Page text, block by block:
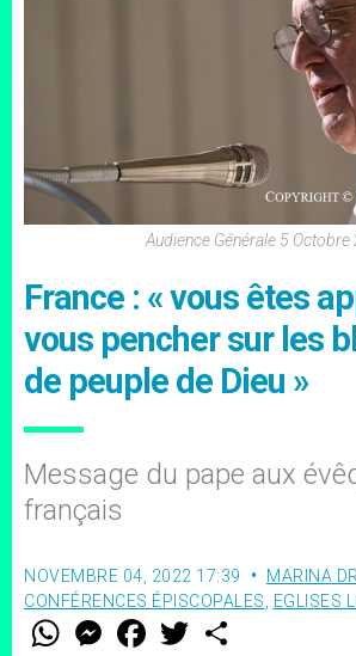
Audience Générale 5
France : « vous êtes
vous pencher sur les
de peuple de Dieu »
Message du pape aux
français
NOVEMBRE 04, 2022 17:39
MARINA
CONFÉRENCES ÉPISCOPALES
EGLISES
W M
e
F
a w